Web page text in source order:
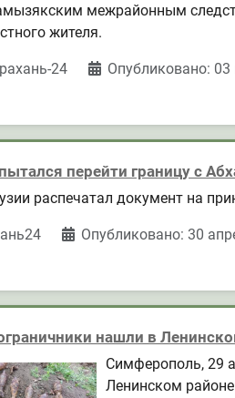
межрайонным
жителя.
24 Опубликовано: 03
перейти границу с
распечатал документ на
Опубликовано: 30
нашли в
Симферополь, 29
Ленинском